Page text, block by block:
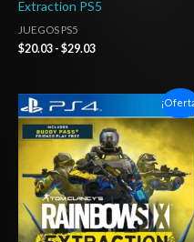
Extraction PS5
JUEGOS PS5
$20.03 - $29.03
Rango
de
precios:
desde
$5.00
hasta
$7.00